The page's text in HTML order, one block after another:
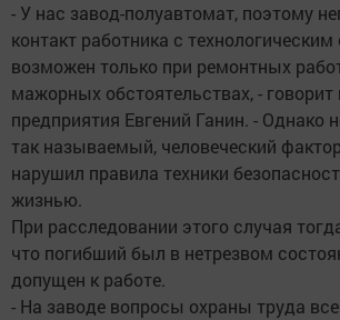
- У нас завод-полуавтомат, поэтому
контакт работника с
возможен только при ремонтных
мажорных обстоятельствах, -
предприятия Евгений Ганин. - Однако
так называемый, человеческий
нарушил правила техники
жизнью.
При расследовании этого случая
что погибший был в нетрезвом
допущен к работе.
- На заводе вопросы охраны труда